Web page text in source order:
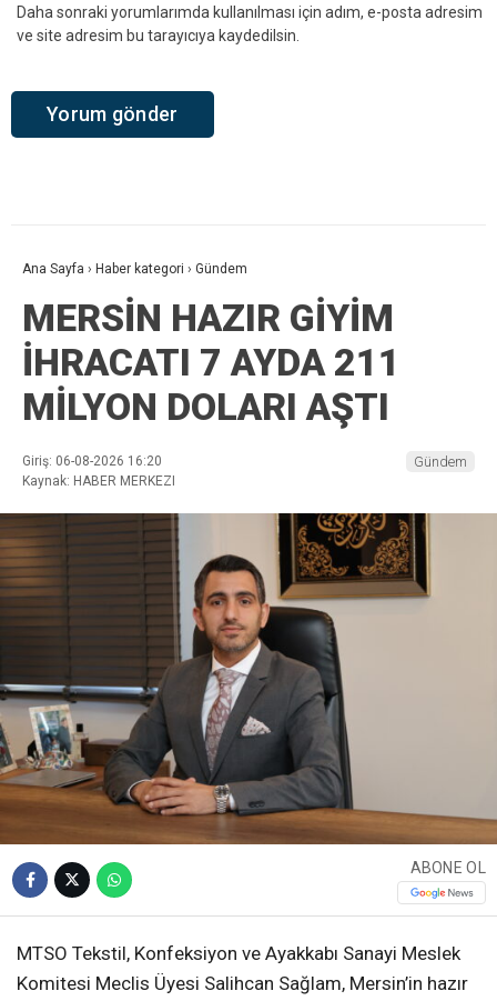
Daha sonraki yorumlarımda kullanılması için adım, e-posta adresim
ve site adresim bu tarayıcıya kaydedilsin.
Ana Sayfa › Haber kategori › Gündem
MERSİN HAZIR GİYİM
İHRACATI 7 AYDA 211
MİLYON DOLARI AŞTI
Giriş: 06-08-2026 16:20
Kaynak: HABER MERKEZI
Gündem
ABONE OL
MTSO Tekstil, Konfeksiyon ve Ayakkabı Sanayi Meslek
Komitesi Meclis Üyesi Salihcan Sağlam, Mersin’in hazır